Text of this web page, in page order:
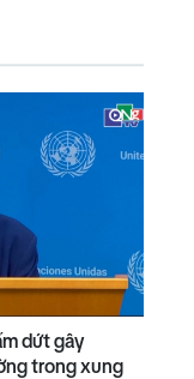
dứt gây
trong xung